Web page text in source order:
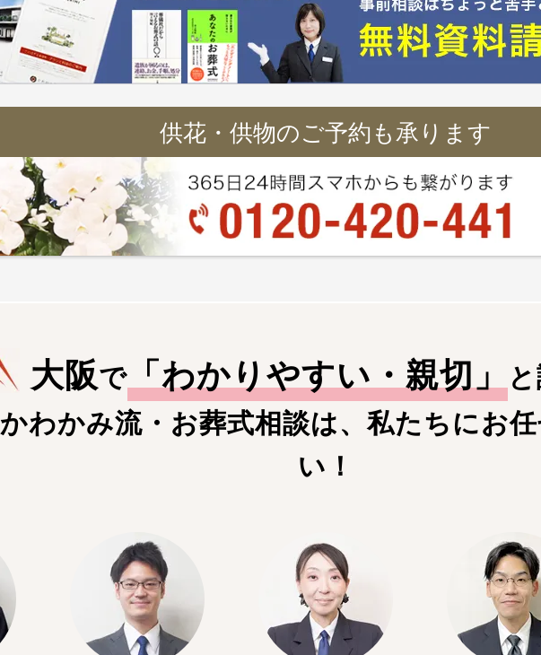
供花・供物のご予約も承ります
大阪 で 「 わかりやすい・親切 」
かわかみ流・お葬式相談は、私たちにお
い！